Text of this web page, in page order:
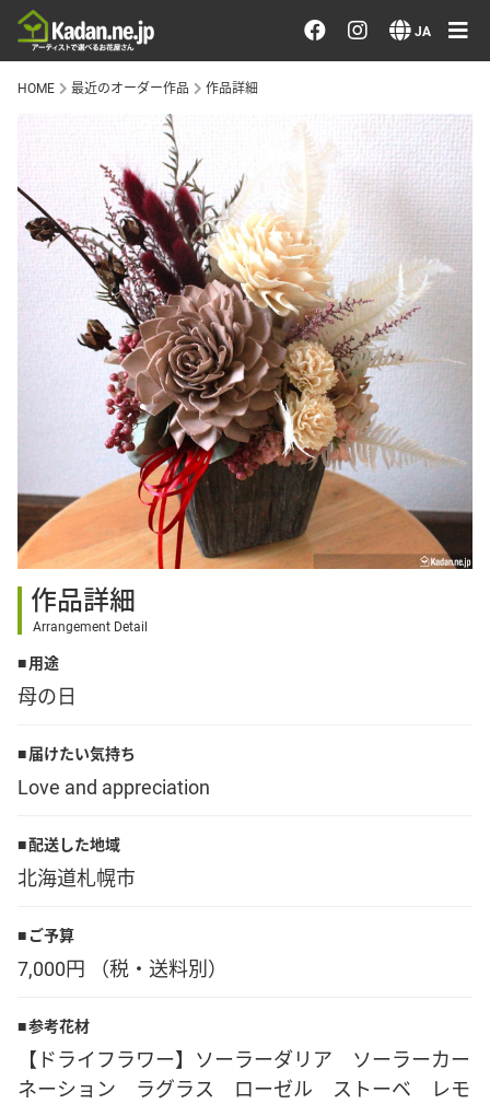
JA
お花を注文する・探す
おまかせ注文
最近のオーダー作品
アーティストで選ぶ
届けたい気持ちで選ぶ
会員メニュー
ログイン
会員登録
その他
日本語
HOME 最近のオーダー作品 作品詳細
作品詳細
Arrangement Detail
用途
母の日
届けたい気持ち
Love and appreciation
配送した地域
北海道札幌市
ご予算
7,000円 （税・送料別）
参考花材
【ドライフラワー】ソーラーダリア ソーラーカー
ネーション ラグラス ローゼル ストーベ レモ